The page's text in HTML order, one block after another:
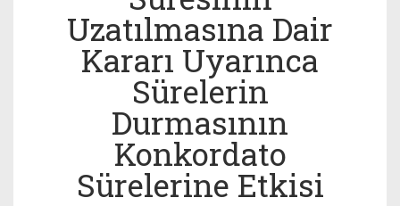
Uzatılmasına Dair
Kararı Uyarınca
Sürelerin
Durmasının
Konkordato
Sürelerine Etkisi